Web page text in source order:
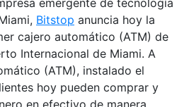
Bitstop anuncia hoy la
cajero automático (ATM) de
Internacional de Miami. A
(ATM), instalado el
hoy pueden comprar y
en efectivo de manera